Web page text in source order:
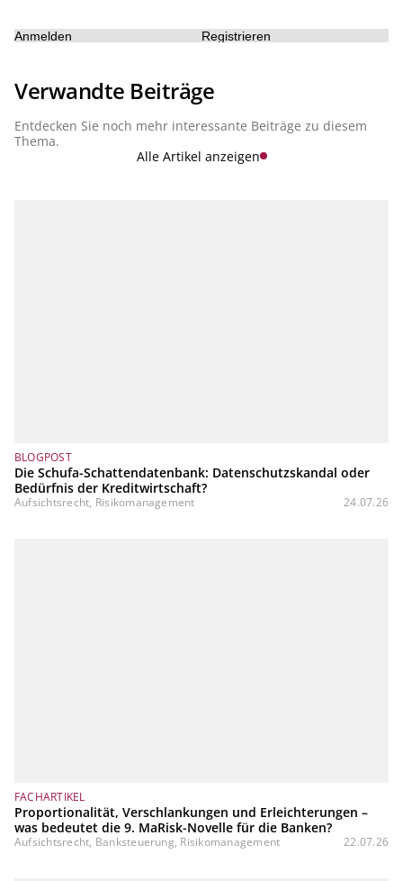
Anmelden Registrieren
Verwandte Beiträge
Entdecken Sie noch mehr interessante Beiträge zu diesem
Thema.
Alle Artikel anzeigen
BLOGPOST
Die Schufa-Schattendatenbank: Datenschutzskandal oder
Bedürfnis der Kreditwirtschaft?
Aufsichtsrecht, Risikomanagement 24.07.26
FACHARTIKEL
Proportionalität, Verschlankungen und Erleichterungen –
was bedeutet die 9. MaRisk-Novelle für die Banken?
Aufsichtsrecht, Banksteuerung, Risikomanagement 22.07.26